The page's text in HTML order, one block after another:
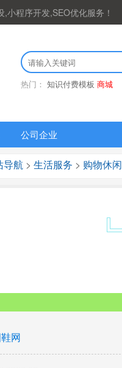
,小程序开发,SEO优化服务！
热门： 知识付费模板 商城
公司企业
导航 > 生活服务 > 购物休闲
网